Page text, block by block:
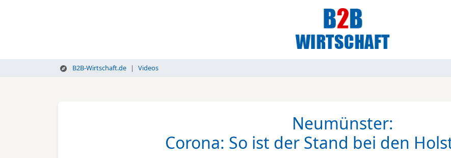
B2B-Wirtschaft.de Videos
Neumünster:
Corona: So ist der Stand bei den